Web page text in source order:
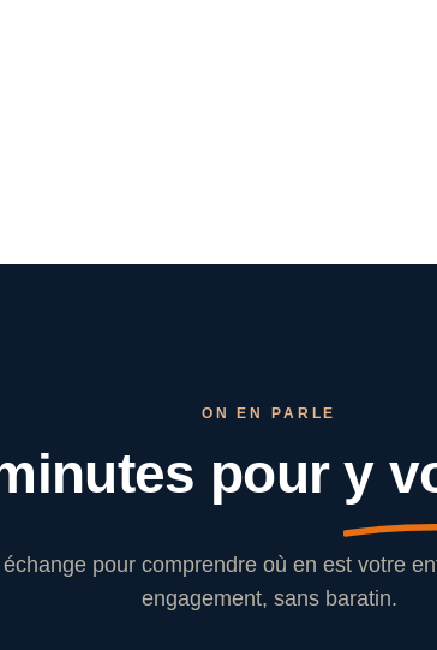
ON EN PARLE
poury
échange pour comprendre où en est votre
engagement, sans baratin.